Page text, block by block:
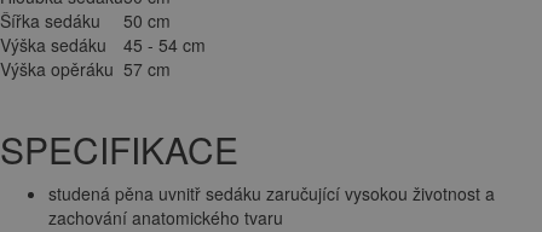
Šířka sedáku
50 cm
Výška sedáku
45 - 54 cm
Výška opěráku 57 cm
SPECIFIKACE
studená pěna uvnitř sedáku zaručující vysokou životnost a
zachování anatomického tvaru